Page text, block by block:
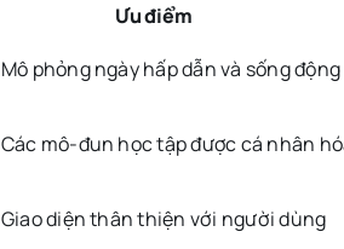
Ưu điểm
Mô phỏng ngày hấp dẫn và sống động
Các mô-đun học tập được cá nhân
Giao diện thân thiện với người dùng